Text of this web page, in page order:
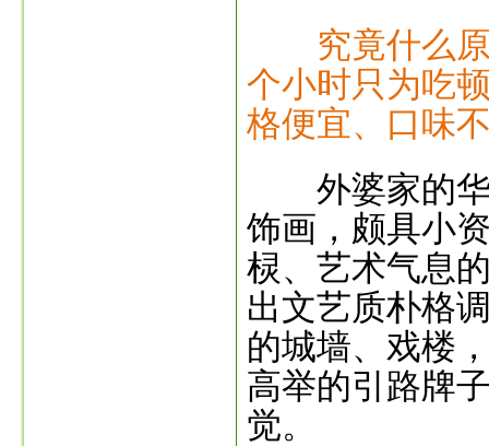
究竟什么
个小时只为吃
格便宜、口味
外婆家的华
饰画，颇具小
棂、艺术气息
出文艺质朴格
的城墙、戏楼
高举的引路牌
觉。